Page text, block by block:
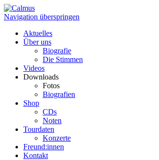
Navigation überspringen
Aktuelles
Über uns
Biografie
Die Stimmen
Videos
Downloads
Fotos
Biografien
Shop
CDs
Noten
Tourdaten
Konzerte
Freund:innen
Kontakt